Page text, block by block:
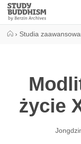
Close
Study
Buddhism
› Studia
życie